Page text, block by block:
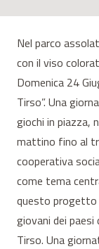
Nel parco
con il viso
Domenica 24
Tirso”. Una
giochi in piazza,
mattino fino al
cooperativa
come tema
questo progetto
giovani dei paesi
Tirso. Una